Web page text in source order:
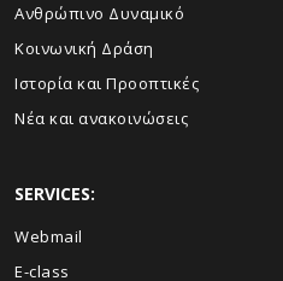
Ανθρώπινο Δυναμικό
Κοινωνική Δράση
Ιστορία και Προοπτικές
Νέα και ανακοινώσεις
SERVICES:
Webmail
E-class